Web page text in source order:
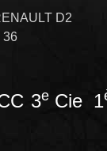
D2
36
3e Cie 1